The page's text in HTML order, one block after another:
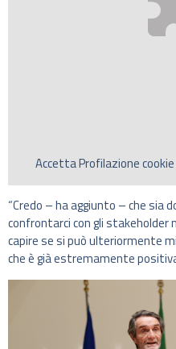
AccettaProfilazione
“Credo – ha aggiunto – che sia
confrontarci con gli stakeholder
capire se si può ulteriormente
che è già estremamente